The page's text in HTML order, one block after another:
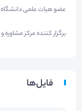
عضو هیات علمی
برگزار کننده مرکز
فایل‌ها